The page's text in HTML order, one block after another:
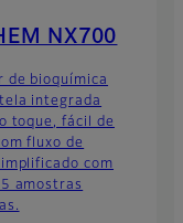
NX700
de bioquímica
integrada
toque, fácil de
fluxo de
com
amostras